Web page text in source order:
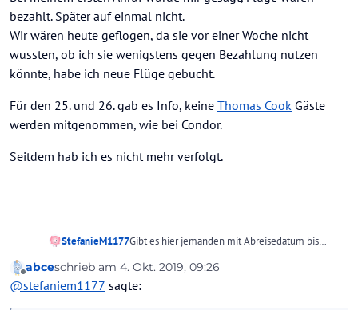
bezahlt. Später auf einmal nicht.
Wir wären heute geflogen, da sie vor einer Woche nicht
wussten, ob ich sie wenigstens gegen Bezahlung nutzen
könnte, habe ich neue Flüge gebucht.
Für den 25. und 26. gab es Info, keine Thomas Cook Gäste
werden mitgenommen, wie bei Condor.
Seitdem hab ich es nicht mehr verfolgt.
StefanieM1177Gibt es hier jemanden mit Abreisedatum bis
kann?
Offline
abceschrieb am 4. Okt. 2019, 09:26
zuletzt editiert von
@stefaniem1177 sagte: